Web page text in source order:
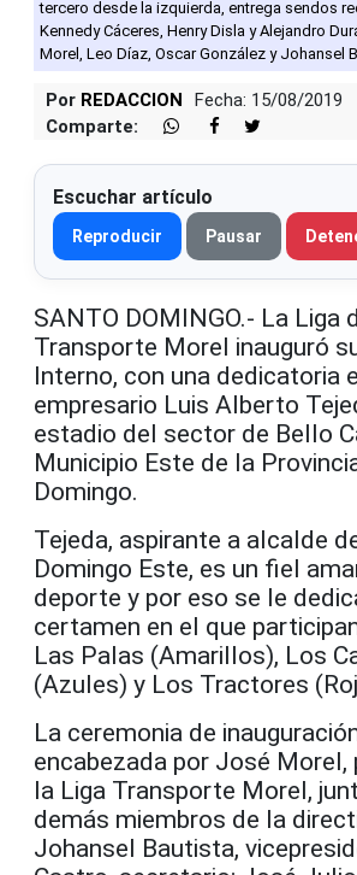
tercero desde la izquierda, entrega sendos
Kennedy Cáceres, Henry Disla y Alejandro
Morel, Leo Díaz, Oscar González y Johansel
Por REDACCION
Fecha: 15/08/2019
Comparte:
Escuchar artículo
Reproducir Pausar
SANTO DOMINGO.- La Liga
Transporte Morel inauguró
Interno, con una dedicatoria
empresario Luis Alberto
estadio del sector de Bello
Municipio Este de la
Domingo.
Tejeda, aspirante a alcalde
Domingo Este, es un fiel
deporte y por eso se le
certamen en el que
Las Palas (Amarillos), Los
(Azules) y Los Tractores
La ceremonia de
encabezada por José Morel,
la Liga Transporte Morel,
demás miembros de la
Johansel Bautista,